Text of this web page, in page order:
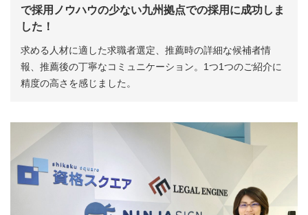
で採用ノウハウの少ない九州拠点での採用に成功しま
した！
求める人材に適した求職者選定、推薦時の詳細な候補者情
報、推薦後の丁寧なコミュニケーション。1つ1つのご紹介に
精度の高さを感じました。